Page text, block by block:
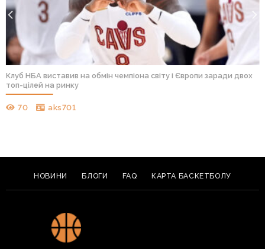
Клуб НБА виставив на обмін чемпіона світу і Європи заради двох
топ-цілей на ринку
70 aks701
НОВИНИ БЛОГИ FAQ КАРТА БАСКЕТБОЛУ